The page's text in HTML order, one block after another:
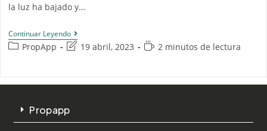
la luz ha bajado y…
Continuar Leyendo
PropApp 19 abril, 2023 2 minutos de lectura
Propapp